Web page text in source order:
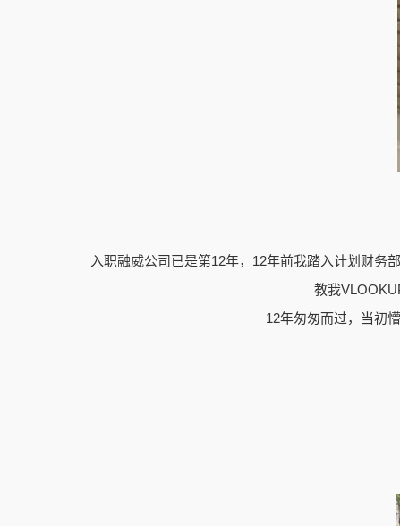
入职融威公司已是第12年，12年前我踏入计划财务
教我
12年匆匆而过，当初